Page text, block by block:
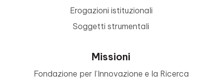
Erogazioni istituzionali
Soggetti strumentali
Missioni
Fondazione per l’Innovazione e la Ricerca